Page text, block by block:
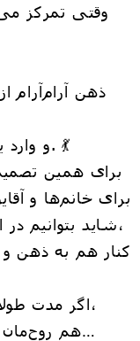
وقتی تمرکز
ذهن
و وارد یک حالِ خوب و پرانرژی می‌شود. 💃
برای همین
برای خانم‌ها و
شاید بتوانیم در این روزها، حتی برای چند دقیقه،
کنار هم به ذهن
اگر مدت طولانی در استرس و نگرانی بمانیم،
هم روح‌مان خسته می‌شود و هم جسم‌مان…